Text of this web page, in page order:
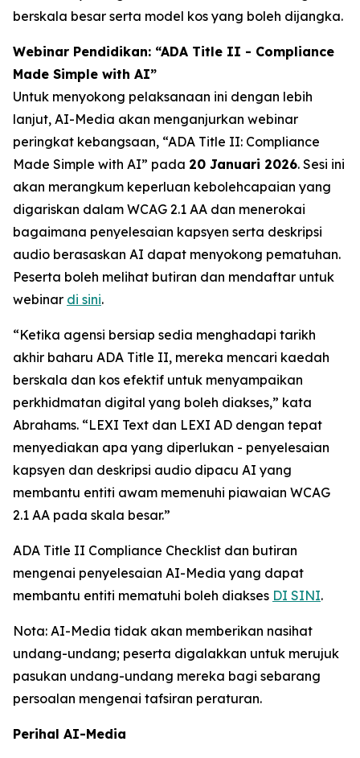
berskala besar serta model kos yang boleh dijangka.
Webinar Pendidikan: “ADA Title II - Compliance
Made Simple with AI”
Untuk menyokong pelaksanaan ini dengan lebih
lanjut, AI-Media akan menganjurkan webinar
peringkat kebangsaan, “ADA Title II: Compliance
Made Simple with AI” pada 20 Januari 2026. Sesi ini
akan merangkum keperluan kebolehcapaian yang
digariskan dalam WCAG 2.1 AA dan menerokai
bagaimana penyelesaian kapsyen serta deskripsi
audio berasaskan AI dapat menyokong pematuhan.
Peserta boleh melihat butiran dan mendaftar untuk
webinar di sini.
“Ketika agensi bersiap sedia menghadapi tarikh
akhir baharu ADA Title II, mereka mencari kaedah
berskala dan kos efektif untuk menyampaikan
perkhidmatan digital yang boleh diakses,” kata
Abrahams. “LEXI Text dan LEXI AD dengan tepat
menyediakan apa yang diperlukan - penyelesaian
kapsyen dan deskripsi audio dipacu AI yang
membantu entiti awam memenuhi piawaian WCAG
2.1 AA pada skala besar.”
ADA Title II Compliance Checklist dan butiran
mengenai penyelesaian AI-Media yang dapat
membantu entiti mematuhi boleh diakses DI SINI.
Nota: AI-Media tidak akan memberikan nasihat
undang-undang; peserta digalakkan untuk merujuk
pasukan undang-undang mereka bagi sebarang
persoalan mengenai tafsiran peraturan.
Perihal AI-Media